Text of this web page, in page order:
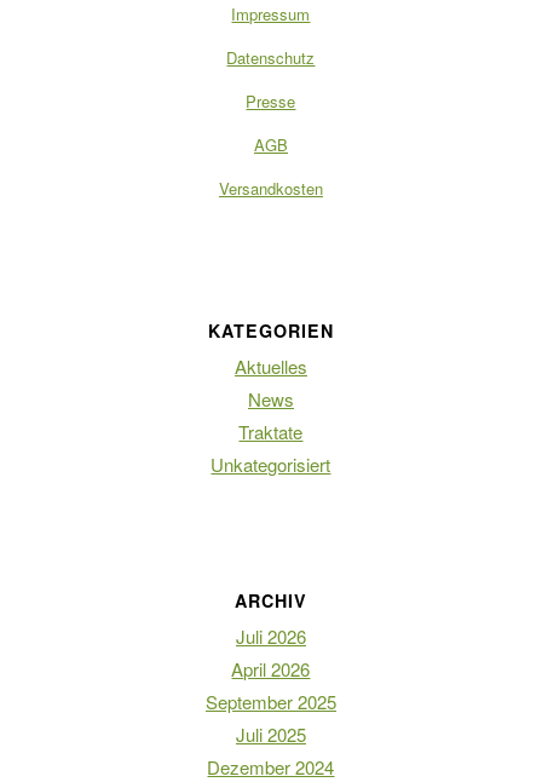
Impressum
Datenschutz
Presse
AGB
Versandkosten
KATEGORIEN
Aktuelles
News
Traktate
Unkategorisiert
ARCHIV
Juli 2026
April 2026
September 2025
Juli 2025
Dezember 2024